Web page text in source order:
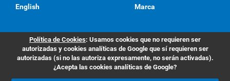
English Marca
Política de Cookies: Usamos cookies que no requieren ser
autorizadas y cookies analíticas de Google que sí requieren ser
autorizadas (si no las autoriza expresamente, no serán activadas).
¿Acepta las cookies analíticas de Google?